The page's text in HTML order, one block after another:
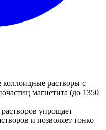
растворы с
магнетита (до 1350
упрощает
и позволяет тонко